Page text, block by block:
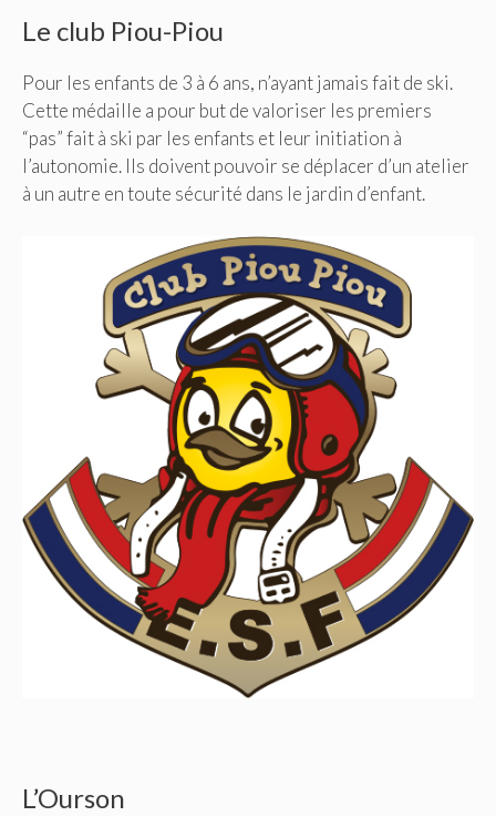
Le club Piou-Piou
Pour les enfants de 3 à 6 ans, n’ayant jamais fait de ski.
Cette médaille a pour but de valoriser les premiers
“pas” fait à ski par les enfants et leur initiation à
l’autonomie. Ils doivent pouvoir se déplacer d’un atelier
à un autre en toute sécurité dans le jardin d’enfant.
L’Ourson